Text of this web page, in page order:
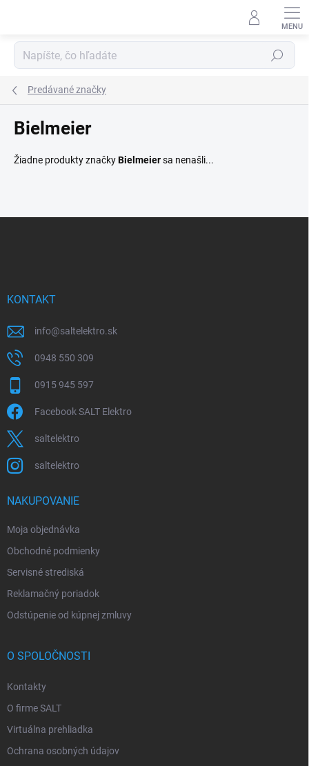
Hľadať
Predávané značky
Bielmeier
Žiadne produkty značkyBielmeiersa nenašli...
KONTAKT
info@saltelektro.sk
0948 550 309
0915 945 597
Facebook SALT Elektro
saltelektro
saltelektro
NAKUPOVANIE
Moja objednávka
Obchodné podmienky
Servisné strediská
Reklamačný poriadok
Odstúpenie od kúpnej zmluvy
O SPOLOČNOSTI
Kontakty
O firme SALT
Virtuálna prehliadka
Ochrana osobných údajov